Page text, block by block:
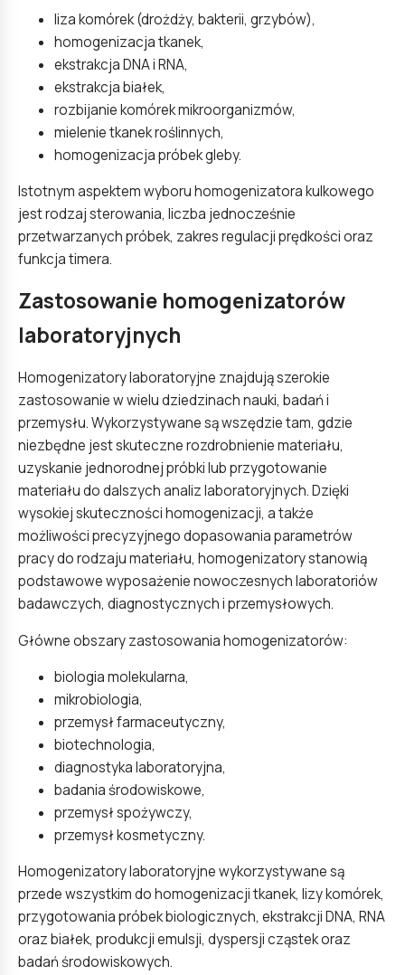
liza komórek (drożdży, bakterii, grzybów),
homogenizacja tkanek,
ekstrakcja DNA i RNA,
ekstrakcja białek,
rozbijanie komórek mikroorganizmów,
mielenie tkanek roślinnych,
homogenizacja próbek gleby.
Istotnym aspektem wyboru homogenizatora kulkowego
jest rodzaj sterowania, liczba jednocześnie
przetwarzanych próbek, zakres regulacji prędkości oraz
funkcja timera.
Zastosowanie homogenizatorów
laboratoryjnych
Homogenizatory laboratoryjne znajdują szerokie
zastosowanie w wielu dziedzinach nauki, badań i
przemysłu. Wykorzystywane są wszędzie tam, gdzie
niezbędne jest skuteczne rozdrobnienie materiału,
uzyskanie jednorodnej próbki lub przygotowanie
materiału do dalszych analiz laboratoryjnych. Dzięki
wysokiej skuteczności homogenizacji, a także
możliwości precyzyjnego dopasowania parametrów
pracy do rodzaju materiału, homogenizatory stanowią
podstawowe wyposażenie nowoczesnych laboratoriów
badawczych, diagnostycznych i przemysłowych.
Główne obszary zastosowania homogenizatorów:
biologia molekularna,
mikrobiologia,
przemysł farmaceutyczny,
biotechnologia,
diagnostyka laboratoryjna,
badania środowiskowe,
przemysł spożywczy,
przemysł kosmetyczny.
Homogenizatory laboratoryjne wykorzystywane są
przede wszystkim do homogenizacji tkanek, lizy komórek,
przygotowania próbek biologicznych, ekstrakcji DNA, RNA
oraz białek, produkcji emulsji, dyspersji cząstek oraz
badań środowiskowych.